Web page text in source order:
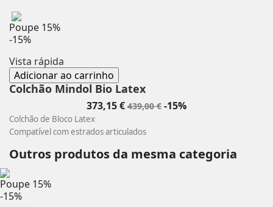
Poupe 15%
-15%
Vista rápida
Adicionar ao carrinho
Colchão Mindol Bio Latex
373,15 €Preço
439,00 € -15%Preço
Colchão de Bloco Latex
Compatível com estrados articulados
Outros produtos da mesma categoria
Poupe 15%
-15%